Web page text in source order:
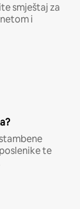
smještaj za
i
te